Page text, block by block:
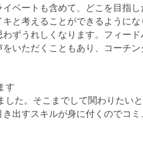
ベートも含めて、どこを目指
と考えることができるように
ずうれしくなります。フィー
いただくこともあり、コーチ
す
た。そこまでして関わりたい
出すスキルが身に付くのでコ